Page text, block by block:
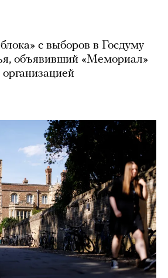
с выборов в Госдуму
объявивший «Мемориал»